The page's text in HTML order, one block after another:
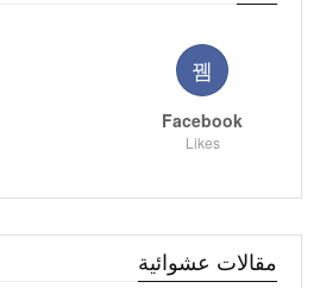
Facebook
Likes
مقالات عشوائية